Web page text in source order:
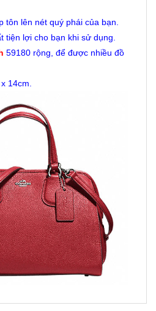
tôn lên nét quý phái của bạn.
tiện lợi cho bạn khi sử dụng.
59180 rộng, để được nhiều đồ
14cm.